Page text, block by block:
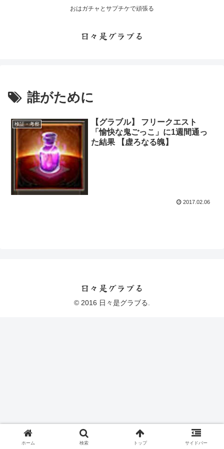
おはガチャとサプチケで頑張る
日々是グラブる
誰がために
検証・考察
【グラブル】 フリークエスト
「愉快な鬼ごっこ」に1週間通っ
た結果 【虚ろなる魄】
2017.02.06
日々是グラブる
© 2016 日々是グラブる.
ホーム 検索 トップ サイドバー